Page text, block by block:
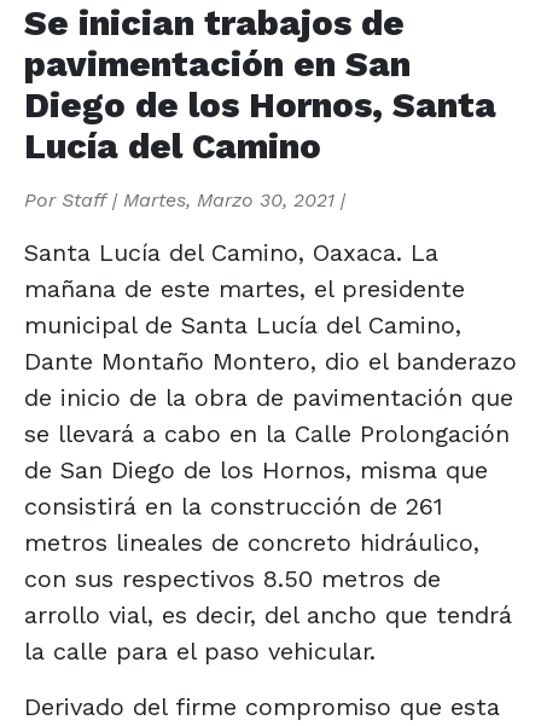
Se inician trabajos de
pavimentación en San
Diego de los Hornos, Santa
Lucía del Camino
Por Staff| Martes, Marzo 30, 2021 |
Santa Lucía del Camino, Oaxaca. La
mañana de este martes, el presidente
municipal de Santa Lucía del Camino,
Dante Montaño Montero, dio el banderazo
de inicio de la obra de pavimentación que
se llevará a cabo en la Calle Prolongación
de San Diego de los Hornos, misma que
consistirá en la construcción de 261
metros lineales de concreto hidráulico,
con sus respectivos 8.50 metros de
arrollo vial, es decir, del ancho que tendrá
la calle para el paso vehicular.
Derivado del firme compromiso que esta